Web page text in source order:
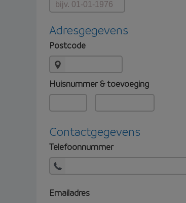
Adresgegevens
Postcode
Huisnummer & toevoeging
Contactgegevens
Telefoonnummer
Emailadres